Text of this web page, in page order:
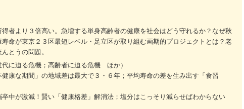
者より３倍高い。急増する単身高齢者の健康を社会はどう守れるか？なぜ秋
命が東京２３区最短レベル・足立区が取り組む画期的プロジェクトとは？老
とうの問題。
に迫る危機；高齢者に迫る危機 ほか）
康な期間」の地域差は最大で３・６年；平均寿命の差を生み出す「食習
中が激減！賢い「健康格差」解消法；塩分はこっそり減らせばわからない